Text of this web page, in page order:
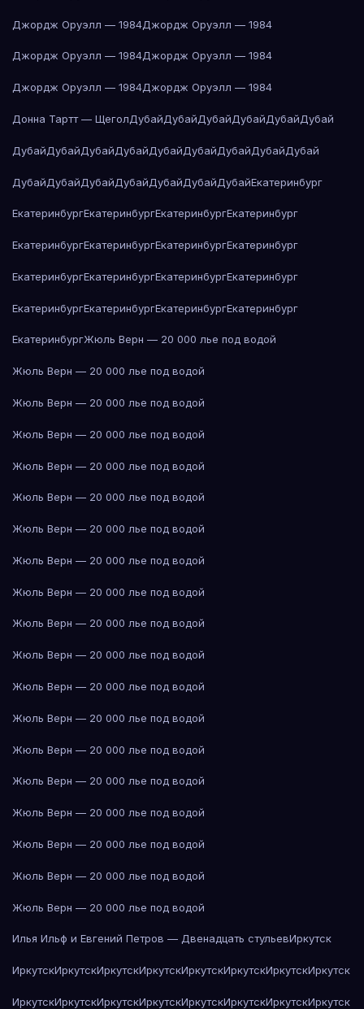
Джордж Оруэлл — 1984Джордж Оруэлл — 1984
Джордж Оруэлл — 1984Джордж Оруэлл — 1984
Джордж Оруэлл — 1984Джордж Оруэлл — 1984
Донна Тартт — ЩеголДубайДубайДубайДубайДубайДубай
ДубайДубайДубайДубайДубайДубайДубайДубайДубай
ДубайДубайДубайДубайДубайДубайДубайЕкатеринбург
ЕкатеринбургЕкатеринбургЕкатеринбургЕкатеринбург
ЕкатеринбургЕкатеринбургЕкатеринбургЕкатеринбург
ЕкатеринбургЕкатеринбургЕкатеринбургЕкатеринбург
ЕкатеринбургЕкатеринбургЕкатеринбургЕкатеринбург
ЕкатеринбургЖюль Верн — 20 000 лье под водой
Жюль Верн — 20 000 лье под водой
Жюль Верн — 20 000 лье под водой
Жюль Верн — 20 000 лье под водой
Жюль Верн — 20 000 лье под водой
Жюль Верн — 20 000 лье под водой
Жюль Верн — 20 000 лье под водой
Жюль Верн — 20 000 лье под водой
Жюль Верн — 20 000 лье под водой
Жюль Верн — 20 000 лье под водой
Жюль Верн — 20 000 лье под водой
Жюль Верн — 20 000 лье под водой
Жюль Верн — 20 000 лье под водой
Жюль Верн — 20 000 лье под водой
Жюль Верн — 20 000 лье под водой
Жюль Верн — 20 000 лье под водой
Жюль Верн — 20 000 лье под водой
Жюль Верн — 20 000 лье под водой
Жюль Верн — 20 000 лье под водой
Илья Ильф и Евгений Петров — Двенадцать стульевИркутск
ИркутскИркутскИркутскИркутскИркутскИркутскИркутскИркутск
ИркутскИркутскИркутскИркутскИркутскИркутскИркутскИркутск